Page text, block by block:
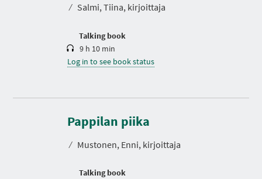
⁄ Salmi, Tiina, kirjoittaja
Talking book
i
9 h 10 min
Log in to see book status
Pappilan piika
⁄ Mustonen, Enni, kirjoittaja
Talking book
D
r
a
i